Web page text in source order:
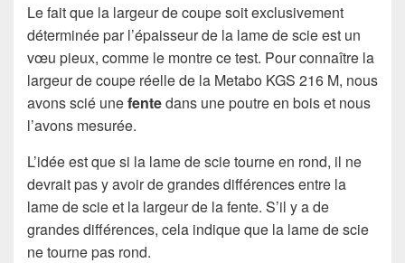
Le fait que la largeur de coupe soit exclusivement
déterminée par l’épaisseur de la lame de scie est un
vœu pieux, comme le montre ce test. Pour connaître la
largeur de coupe réelle de la Metabo KGS 216 M, nous
avons scié unefentedans une poutre en bois et nous
l’avons mesurée.
L’idée est que si la lame de scie tourne en rond, il ne
devrait pas y avoir de grandes différences entre la
lame de scie et la largeur de la fente. S’il y a de
grandes différences, cela indique que la lame de scie
ne tourne pas rond.